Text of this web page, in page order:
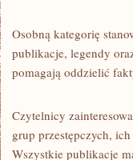
Osobną kategorię
publikacje, legendy
pomagają oddzielić
Czytelnicy
grup przestępczych,
Wszystkie publikacje